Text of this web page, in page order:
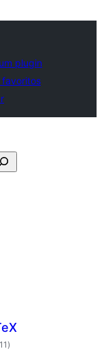
plugin
favoritos
total
de
)